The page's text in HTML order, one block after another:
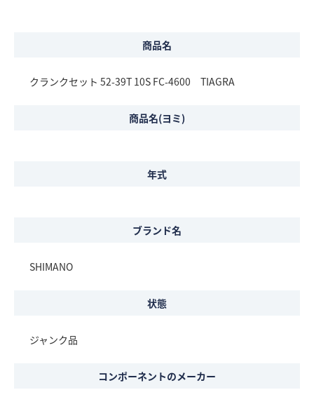
商品名
クランクセット 52-39T 10S FC-4600 TIAGRA
商品名(ヨミ)
年式
ブランド名
SHIMANO
状態
ジャンク品
コンポーネントのメーカー